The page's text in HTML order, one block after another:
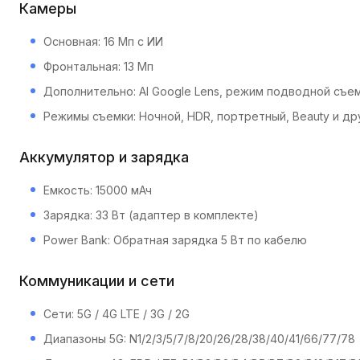
Камеры
Основная: 16 Мп с ИИ
Фронтальная: 13 Мп
Дополнительно: AI Google Lens, режим подводной
Режимы съемки: Ночной, HDR, портретный, Beauty и
Аккумулятор и зарядка
Емкость: 15000 мАч
Зарядка: 33 Вт (адаптер в комплекте)
Power Bank: Обратная зарядка 5 Вт по кабелю
Коммуникации и сети
Сети: 5G / 4G LTE / 3G / 2G
Диапазоны 5G: N1/2/3/5/7/8/20/26/28/38/40/41/66/77/78